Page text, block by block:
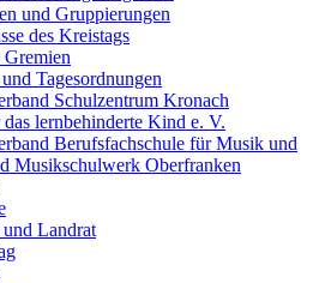
und Gruppierungen
des Kreistags
Gremien
Tagesordnungen
Schulzentrum Kronach
lernbehinderte Kind e. V.
Berufsfachschule für Musik und
Musikschulwerk Oberfranken
Landrat